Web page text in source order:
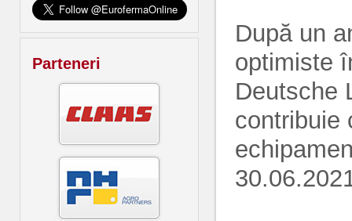
Parteneri
După un
optimiste
Deutsche
contribuie